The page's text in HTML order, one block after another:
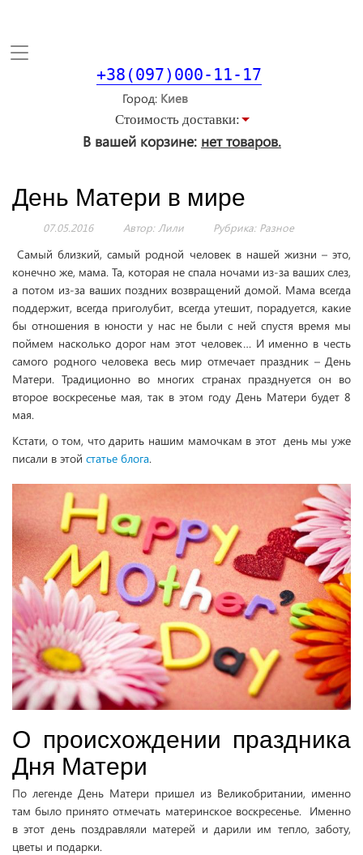
Toggle
+38(097)000-11-17
Город
Стоимость доставки:
В вашей корзине: нет товаров.
День Матери в мире
07.05.2016 Автор: Лили Рубрика: Разное
Самый близкий, самый родной человек в нашей жизни – это,
конечно же, мама. Та, которая не спала ночами из-за ваших слез,
а потом из-за ваших поздних возвращений домой. Мама всегда
поддержит, всегда приголубит, всегда утешит, порадуется, какие
бы отношения в юности у нас не были с ней спустя время мы
поймем насколько дорог нам этот человек… И именно в честь
самого родного человека весь мир отмечает праздник – День
Матери. Традиционно во многих странах празднуется он во
второе воскресенье мая, так в этом году День Матери будет 8
мая.
Кстати, о том, что дарить нашим мамочкам в этот день мы уже
писали в этой статье блога.
О происхождении праздника
Дня Матери
По легенде День Матери пришел из Великобритании, именно
там было принято отмечать материнское воскресенье. Именно
в этот день поздравляли матерей и дарили им тепло, заботу,
цветы и подарки.